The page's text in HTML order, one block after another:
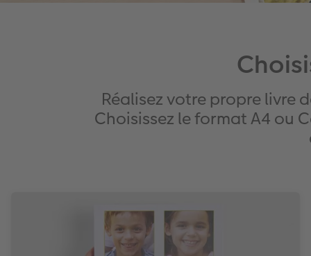
Réalisez votre propre livre
Choisissez le format A4 ou